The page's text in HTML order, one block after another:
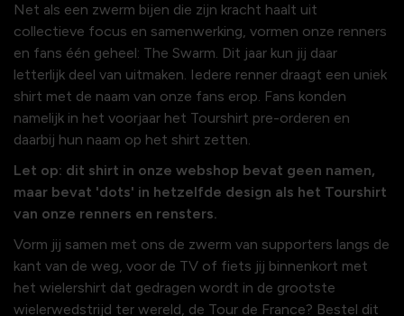
Net als een zwerm bijen die zijn kracht haalt uit
collectieve focus en samenwerking, vormen onze renners
en fans één geheel: The Swarm. Dit jaar kun jij daar
letterlijk deel van uitmaken. Iedere renner draagt een uniek
shirt met de naam van onze fans erop. Fans konden
namelijk in het voorjaar het Tourshirt pre-orderen en
daarbij hun naam op het shirt zetten.
Let op: dit shirt in onze webshop bevat geen namen,
maar bevat 'dots' in hetzelfde design als het Tourshirt
van onze renners en rensters.
Vorm jij samen met ons de zwerm van supporters langs de
kant van de weg, voor de TV of fiets jij binnenkort met
het wielershirt dat gedragen wordt in de grootste
wielerwedstrijd ter wereld, de Tour de France? Bestel dit